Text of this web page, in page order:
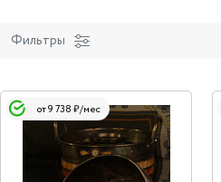
Фильтры
от 9 738 ₽/мес